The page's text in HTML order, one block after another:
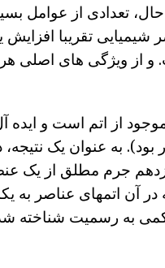
تعدادی از عوامل
تقریبا افزایش
و از ویژگی های اصلی
از اتم است و ایده
به عنوان یک نتیجه،
جرم مطلق از یک
آن اتمهای عناصر به
کمی به رسمیت شناخته